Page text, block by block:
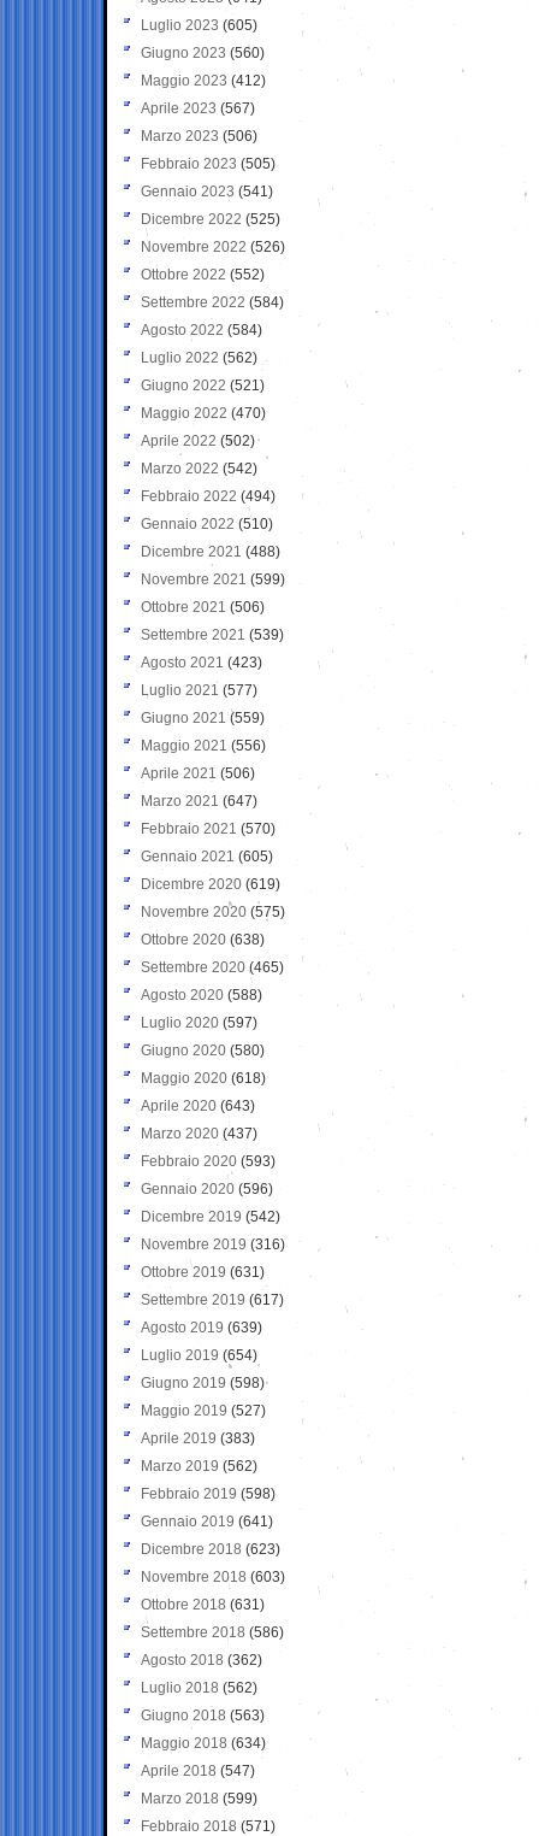
Luglio 2023 (605)
Giugno 2023 (560)
Maggio 2023 (412)
Aprile 2023 (567)
Marzo 2023 (506)
Febbraio 2023 (505)
Gennaio 2023 (541)
Dicembre 2022 (525)
Novembre 2022 (526)
Ottobre 2022 (552)
Settembre 2022 (584)
Agosto 2022 (584)
Luglio 2022 (562)
Giugno 2022 (521)
Maggio 2022 (470)
Aprile 2022 (502)
Marzo 2022 (542)
Febbraio 2022 (494)
Gennaio 2022 (510)
Dicembre 2021 (488)
Novembre 2021 (599)
Ottobre 2021 (506)
Settembre 2021 (539)
Agosto 2021 (423)
Luglio 2021 (577)
Giugno 2021(559)
Maggio 2021 (556)
Aprile 2021 (506)
Marzo 2021 (647)
Febbraio 2021 (570)
Gennaio 2021 (605)
Dicembre 2020 (619)
Novembre 2020 (575)
Ottobre 2020 (638)
Settembre 2020(465)
Agosto 2020 (588)
Luglio 2020 (597)
Giugno 2020 (580)
Maggio 2020 (618)
Aprile 2020 (643)
Marzo 2020 (437)
Febbraio 2020 (593)
Gennaio 2020 (596)
Dicembre 2019 (542)
Novembre 2019 (316)
Ottobre 2019 (631)
Settembre 2019 (617)
Agosto 2019 (639)
Luglio 2019 (654)
Giugno 2019 (598)
Maggio 2019 (527)
Aprile 2019 (383)
Marzo 2019 (562)
Febbraio 2019 (598)
Gennaio 2019 (641)
Dicembre 2018 (623)
Novembre 2018 (603)
Ottobre 2018 (631)
Settembre 2018 (586)
Agosto 2018 (362)
Luglio 2018 (562)
Giugno 2018 (563)
Maggio 2018 (634)
Aprile 2018 (547)
Marzo 2018 (599)
Febbraio 2018 (571)